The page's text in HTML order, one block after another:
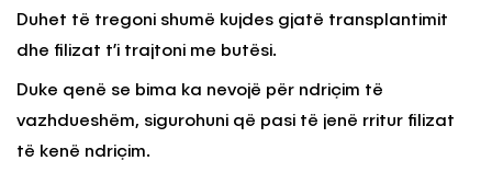
Duhet të tregoni shumë kujdes gjatë transplantimit
dhe filizat t’i trajtoni me butësi.
Duke qenë se bima ka nevojë për ndriçim të
vazhdueshëm, sigurohuni që pasi të jenë rritur filizat
të kenë ndriçim.